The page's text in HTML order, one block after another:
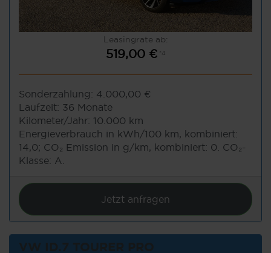
Leasingrate ab:
519,00 €*4
Sonderzahlung: 4.000,00 €
Laufzeit: 36 Monate
Kilometer/Jahr: 10.000 km
Energieverbrauch in kWh/100 km, kombiniert:
14,0; CO₂ Emission in g/km, kombiniert: 0. CO₂-
Klasse: A.
Jetzt anfragen